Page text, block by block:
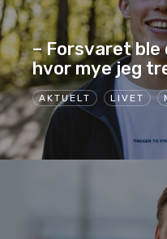
AKTUELT LIVET
– Forsvaret
hvor mye jeg